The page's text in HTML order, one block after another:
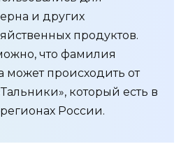
и других
продуктов.
что фамилия
может происходить от
который есть в
России.